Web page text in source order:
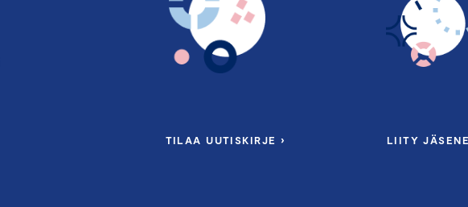
TILAA UUTISKIRJE › LIITY